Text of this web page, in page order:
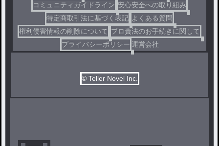
コミュニティガイドライン 安心安全への取り組み
特定商取引法に基づく表記 よくある質問
権利侵害情報の削除について プロ責法のお手続きに関して
プライバシーポリシー 運営会社
© Teller Novel Inc.